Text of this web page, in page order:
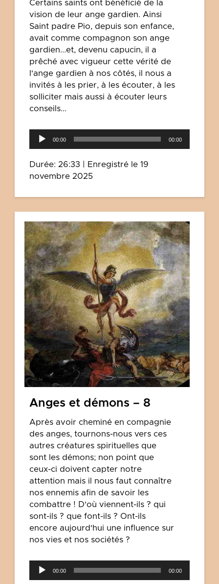
Certains saints ont bénéficié de la
vision de leur ange gardien. Ainsi
Saint padre Pio, depuis son enfance,
avait comme compagnon son ange
gardien...et, devenu capucin, il a
prêché avec vigueur cette vérité de
l'ange gardien à nos côtés, il nous a
invités à les prier, à les écouter, à les
solliciter mais aussi à écouter leurs
conseils...
00:00 00:00
Durée: 26:33
Enregistré le 19
novembre 2025
Anges et démons – 8
Après avoir cheminé en compagnie
des anges, tournons-nous vers ces
autres créatures spirituelles que
sont les démons; non point que
ceux-ci doivent capter notre
attention mais il nous faut connaître
nos ennemis afin de savoir les
combattre ! D'où viennent-ils ? qui
sont-ils ? que font-ils ? Ont-ils
encore aujourd'hui une influence sur
nos vies et nos sociétés ?
00:00 00:00